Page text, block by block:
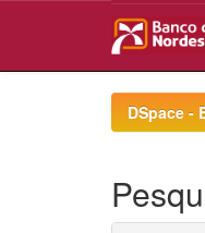
DSpace -